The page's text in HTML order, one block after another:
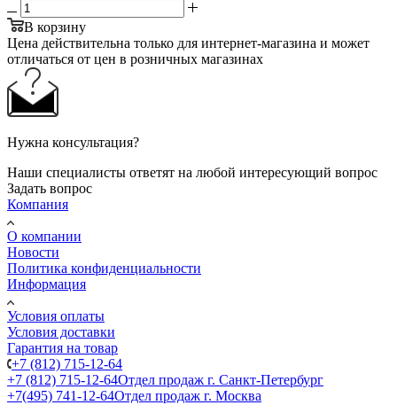
В корзину
Цена действительна только для интернет-магазина и может
отличаться от цен в розничных магазинах
Нужна консультация?
Наши специалисты ответят на любой интересующий вопрос
Задать вопрос
Компания
О компании
Новости
Политика конфиденциальности
Информация
Условия оплаты
Условия доставки
Гарантия на товар
+7 (812) 715-12-64
+7 (812) 715-12-64Отдел продаж г. Санкт-Петербург
+7(495) 741-12-64Отдел продаж г. Москва